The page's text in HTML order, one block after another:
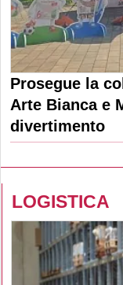
Prosegue la
Arte Bianca e
divertimento
LOGISTICA